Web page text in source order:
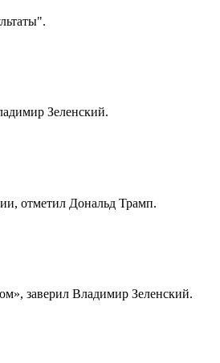
Зеленский.
отметил Дональд Трамп.
заверил Владимир Зеленский.